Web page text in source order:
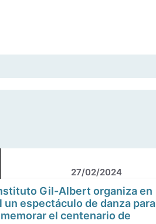
27/02/2024
Gil-Albert organiza en
un espectáculo de danza para
el centenario de